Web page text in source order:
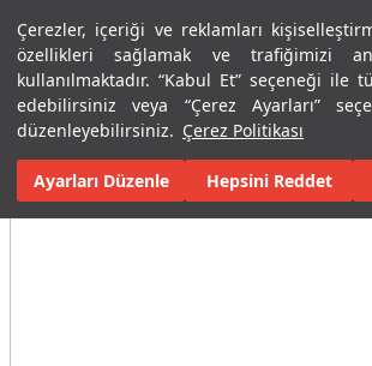
Çerezler, içeriği ve reklamları
özellikleri sağlamak ve trafiğimizi
kullanılmaktadır. “Kabul Et” seçeneği ile
edebilirsiniz veya “Çerez Ayarları”
düzenleyebilirsiniz. Çerez Politikası
Ayarları Düzenle Hepsini Reddet
Menü
Ana Sayfa Karolar Porselen Plaka ve
Tüm Görseller(3)